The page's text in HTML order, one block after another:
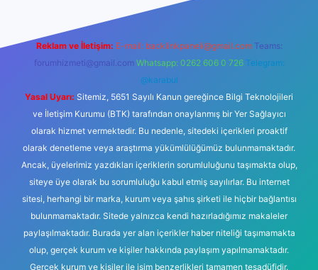
Reklam ve İletişim: E-mail: backlinkpaneli@gmail.com Teams:
forumhizmeti@gmail.com Whatsapp: 0262 606 0 726 Telegram:
@karabul
Yasal Uyarı: Sitemiz, 5651 Sayılı Kanun gereğince Bilgi Teknolojileri
ve İletişim Kurumu (BTK) tarafından onaylanmış bir Yer Sağlayıcı
olarak hizmet vermektedir. Bu nedenle, sitedeki içerikleri proaktif
olarak denetleme veya araştırma yükümlülüğümüz bulunmamaktadır.
Ancak, üyelerimiz yazdıkları içeriklerin sorumluluğunu taşımakta olup,
siteye üye olarak bu sorumluluğu kabul etmiş sayılırlar. Bu internet
sitesi, herhangi bir marka, kurum veya şahıs şirketi ile hiçbir bağlantısı
bulunmamaktadır. Sitede yalnızca kendi hazırladığımız makaleler
paylaşılmaktadır. Burada yer alan içerikler haber niteliği taşımamakta
olup, gerçek kurum ve kişiler hakkında paylaşım yapılmamaktadır.
Gerçek kurum ve kişiler ile isim benzerlikleri tamamen tesadüfidir.